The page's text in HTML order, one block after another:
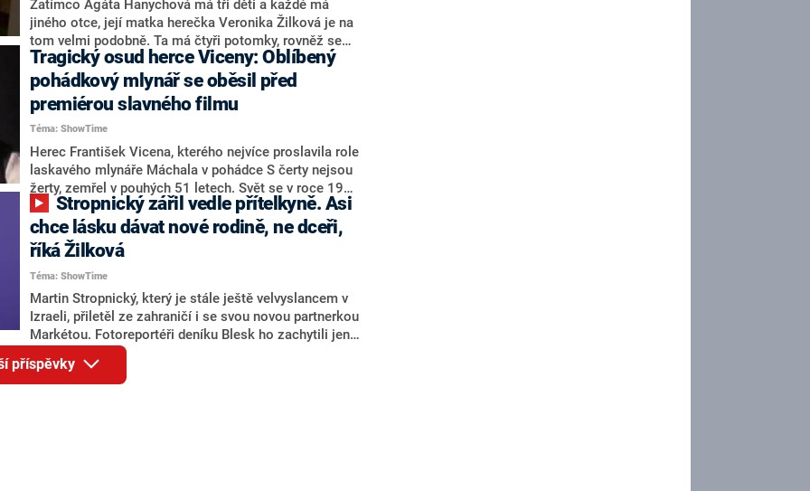
Zatímco Agáta Hanychová má tři děti a každé má
jiného otce, její matka herečka Veronika Žilková je na
tom velmi podobně. Ta má čtyři potomky, rovněž se
třemi partnery. Přestože jim půvab a krása nechybí a
patří mezi úspěšné ženy, životní lásku dosud nenašly.
Tragický osud herce Viceny: Oblíbený
pohádkový mlynář se oběsil před
premiérou slavného filmu
Téma: ShowTime
Herec František Vicena, kterého nejvíce proslavila role
laskavého mlynáře Máchala v pohádce S čerty nejsou
žerty, zemřel v pouhých 51 letech. Svět se v roce 1984
rozhodl opustit dobrovolně ještě před premiérou
slavného filmu. Jaký byl život nezapomenutelného
českého umělce, od jehož narození tuto sobotu
uplyne 90 let?
chce lásku dávat nové rodině, ne dceři,
říká Žilková
Téma: ShowTime
Martin Stropnický, který je stále ještě velvyslancem v
Izraeli, přiletěl ze zahraničí i se svou novou partnerkou
Markétou. Fotoreportéři deníku Blesk ho zachytili jen
den před soudem, kde společně s Veronikou Žilkovou
podepsali rozvodové papíry. Známá herečka se pak v
rozhovoru pro ShowTime rozpovídala, jak celý proces
příspěvky